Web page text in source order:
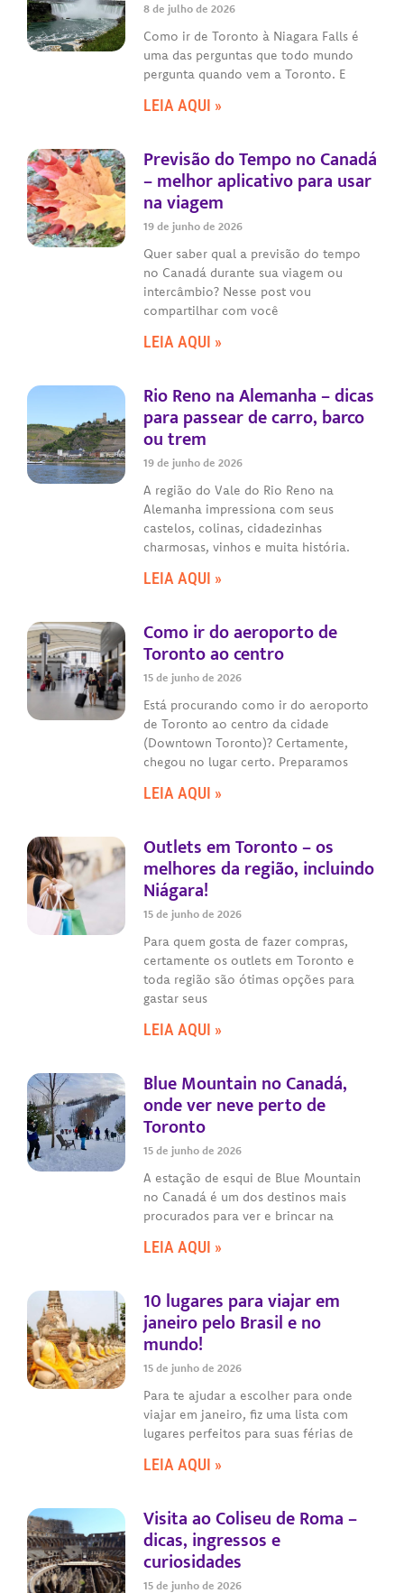
8 de julho de 2026
Como ir de Toronto à Niagara Falls é
uma das perguntas que todo mundo
pergunta quando vem a Toronto. E
LEIA AQUI »
Previsão do Tempo no Canadá
– melhor aplicativo para usar
na viagem
19 de junho de 2026
Quer saber qual a previsão do tempo
no Canadá durante sua viagem ou
intercâmbio? Nesse post vou
compartilhar com você
LEIA AQUI »
Rio Reno na Alemanha – dicas
para passear de carro, barco
ou trem
19 de junho de 2026
A região do Vale do Rio Reno na
Alemanha impressiona com seus
castelos, colinas, cidadezinhas
charmosas, vinhos e muita história.
LEIA AQUI »
Como ir do aeroporto de
Toronto ao centro
15 de junho de 2026
Está procurando como ir do aeroporto
de Toronto ao centro da cidade
(Downtown Toronto)? Certamente,
chegou no lugar certo. Preparamos
LEIA AQUI »
Outlets em Toronto – os
melhores da região, incluindo
Niágara!
15 de junho de 2026
Para quem gosta de fazer compras,
certamente os outlets em Toronto e
toda região são ótimas opções para
gastar seus
LEIA AQUI »
Blue Mountain no Canadá,
onde ver neve perto de
Toronto
15 de junho de 2026
A estação de esqui de Blue Mountain
no Canadá é um dos destinos mais
procurados para ver e brincar na
LEIA AQUI »
10 lugares para viajar em
janeiro pelo Brasil e no
mundo!
15 de junho de 2026
Para te ajudar a escolher para onde
viajar em janeiro, fiz uma lista com
lugares perfeitos para suas férias de
LEIA AQUI »
Visita ao Coliseu de Roma –
dicas, ingressos e
curiosidades
15 de junho de 2026